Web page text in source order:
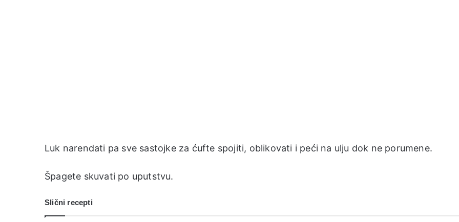
Luk narendati pa sve sastojke za ćufte spojiti, oblikovati i peći na ulju dok ne porumene.
Špagete skuvati po uputstvu.
Slični recepti